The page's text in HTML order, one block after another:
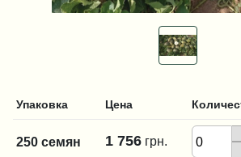
Упаковка Цена
250 семян 1 756 грн.